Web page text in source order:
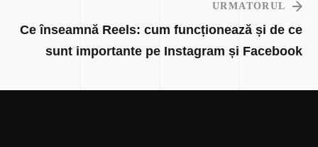
URMATORUL
Ce înseamnă Reels: cum funcționează și de ce
sunt importante pe Instagram și Facebook